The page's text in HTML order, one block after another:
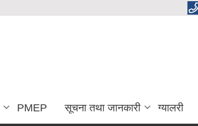
PMEP सूचना तथा जानकारी ग्यालरी